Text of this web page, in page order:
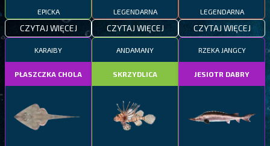
EPICKA
CZYTAJ WIĘCEJ
LEGENDARNA
CZYTAJ WIĘCEJ
LEGENDARNA
CZYTAJ WIĘCEJ
KARAIBY
PŁASZCZKA CHOLA
ANDAMANY
SKRZYDLICA
RZEKA JANGCY
JESIOTR DABRY